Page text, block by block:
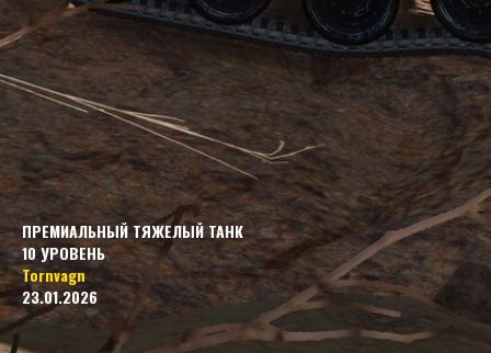
ПРЕМИАЛЬНЫЙ ТЯЖЕЛЫЙ ТАНК
10 УРОВЕНЬ
Tornvagn
23.01.2026